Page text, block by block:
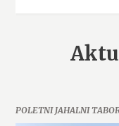
POLETNI JAHALNI